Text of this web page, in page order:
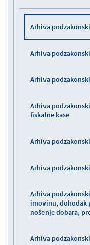
Arhiva
Arhiva
Arhiva
Arhiva
fiskalne kase
Arhiva
Arhiva
Arhiva
imovinu, dohodak
nošenje dobara,
Arhiva